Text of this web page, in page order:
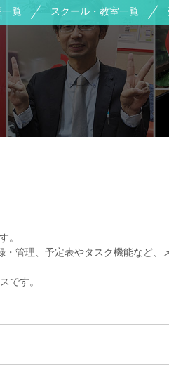
覧 スクール・教室一覧
。
管理、予定表やタスク機能など、
です。